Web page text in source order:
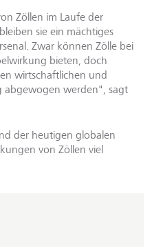
Zöllen im Laufe der
sie ein mächtiges
Zwar können Zölle bei
bieten, doch
wirtschaftlichen und
abgewogen werden", sagt
der heutigen globalen
von Zöllen viel